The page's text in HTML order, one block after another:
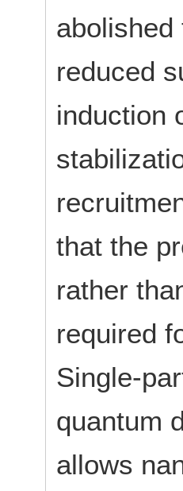
reduced
induction
that the
rather
required
Single-
quantum
allows